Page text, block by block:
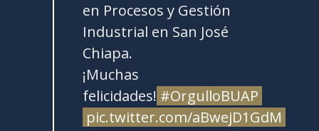
en Procesos y Gestión
Industrial en San José
Chiapa.
¡Muchas
felicidades! #OrgulloBUAP
pic.twitter.com/aBwejD1GdM